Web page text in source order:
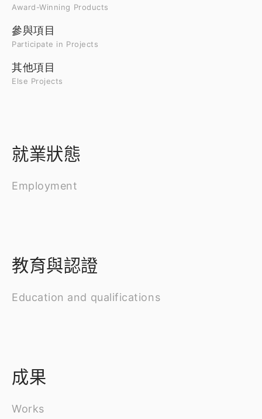
Award-Winning Products
參與項目
Participate in Projects
其他項目
Else Projects
就業狀態
Employment
教育與認證
Education and qualifications
成果
Works